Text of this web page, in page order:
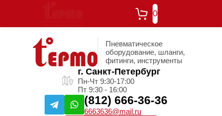
0
Пневматическое
оборудование, шланги,
фитинги, инструменты
г. Санкт-Петербург
Пн-Чт 9:30-17:00
Пт 9:30 - 16:00
(812) 666-36-36
6663636@mail.ru